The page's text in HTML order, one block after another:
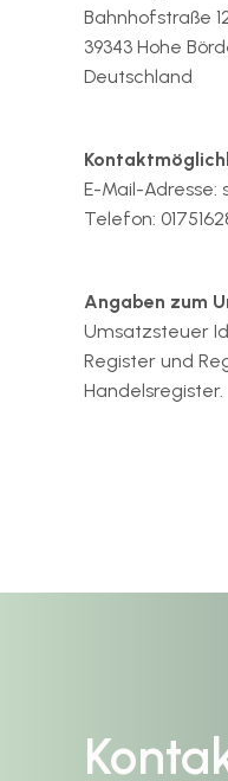
Bahnhofstraße
39343 Hohe
Deutschland
E-Mail-Adresse:
Telefon:
Angaben zum
Umsatzsteuer
Register und
Handelsregister.